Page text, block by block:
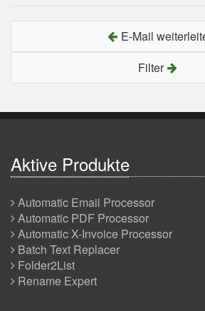
E-Mail
Filter
Aktive Produkte
Automatic Email Processor
Automatic PDF Processor
Automatic X-Invoice Processor
Batch Text Replacer
Folder2List
Rename Expert